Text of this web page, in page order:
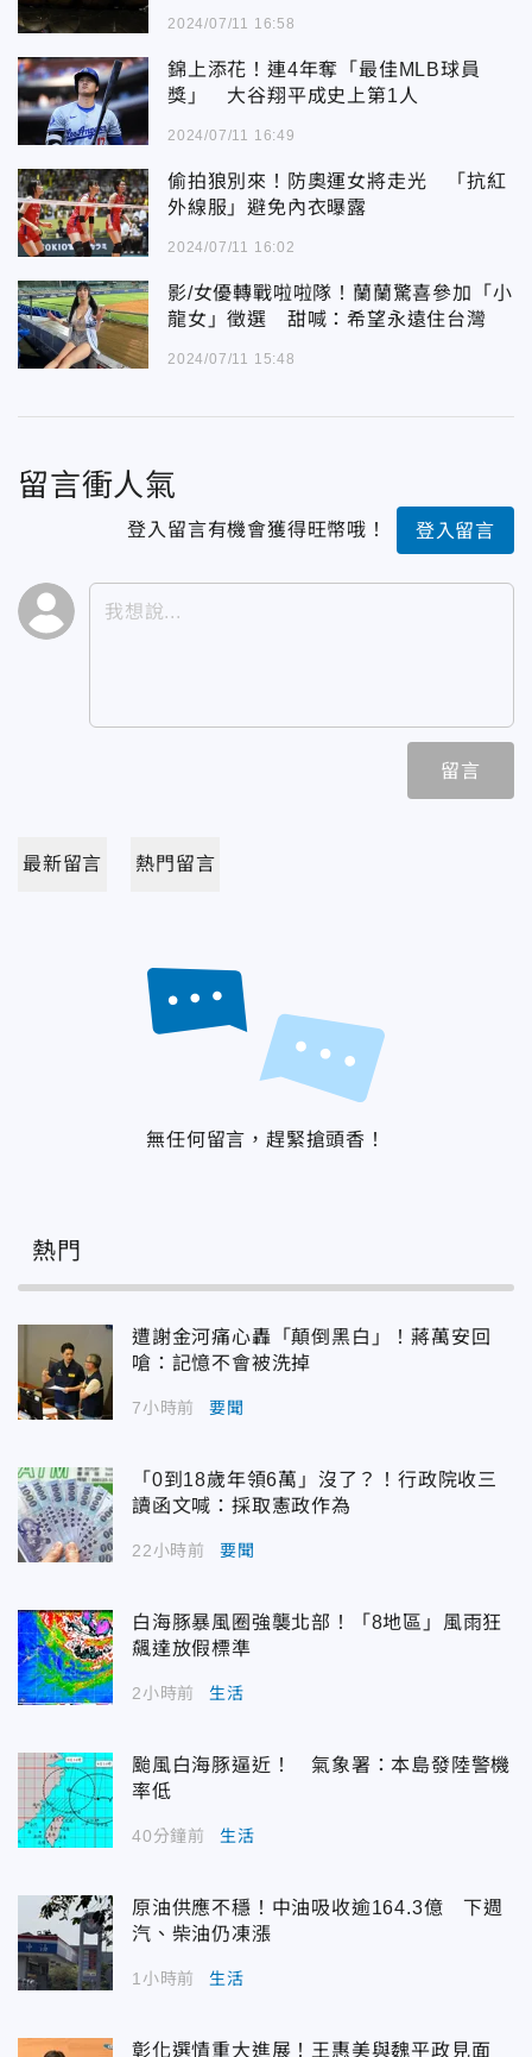
2024/07/11 16:58
錦上添花！連4年奪「最佳MLB球員
獎」 大谷翔平成史上第1人
2024/07/11 16:49
偷拍狼別來！防奧運女將走光 「抗紅
外線服」避免內衣曝露
2024/07/11 16:02
影/女優轉戰啦啦隊！蘭蘭驚喜參加「小
龍女」徵選 甜喊：希望永遠住台灣
2024/07/11 15:48
留言衝人氣
登入留言有機會獲得旺幣哦！ 登入留言
留言
最新留言 熱門留言
無任何留言，趕緊搶頭香！
熱門
遭謝金河痛心轟「顛倒黑白」！蔣萬安回
嗆：記憶不會被洗掉
7小時前 要聞
「0到18歲年領6萬」沒了？！行政院收三
讀函文喊：採取憲政作為
22小時前 要聞
白海豚暴風圈強襲北部！「8地區」風雨狂
飆達放假標準
2小時前 生活
颱風白海豚逼近！ 氣象署：本島發陸警機
率低
40分鐘前 生活
原油供應不穩！中油吸收逾164.3億 下週
汽、柴油仍凍漲
1小時前 生活
彰化選情重大進展！王惠美與魏平政見面